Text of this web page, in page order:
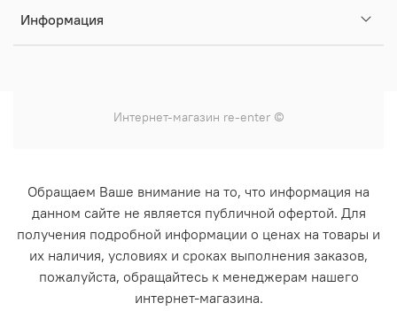
Информация
Интернет-магазин re-enter ©
Обращаем Ваше внимание на то, что информация на
данном сайте не является публичной офертой. Для
получения подробной информации о ценах на товары и
их наличия, условиях и сроках выполнения заказов,
пожалуйста, обращайтесь к менеджерам нашего
интернет-магазина.